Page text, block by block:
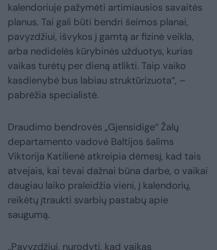
kalendoriuje pažymėti artimiausios savaitės
planus. Tai gali būti bendri šeimos planai,
pavyzdžiui, išvykos į gamtą ar fizinė veikla,
arba nedidelės kūrybinės užduotys, kurias
vaikas turėtų per dieną atlikti. Taip vaiko
kasdienybė bus labiau struktūrizuota“, –
pabrėžia specialistė.
Draudimo bendrovės „Gjensidige“ Žalų
departamento vadovė Baltijos šalims
Viktorija Katilienė atkreipia dėmesį, kad tais
atvejais, kai tėvai dažnai būna darbe, o vaikai
daugiau laiko praleidžia vieni, į kalendorių,
reikėtų įtraukti svarbių pastabų apie
saugumą.
„Pavyzdžiui, nurodyti, kad vaikas